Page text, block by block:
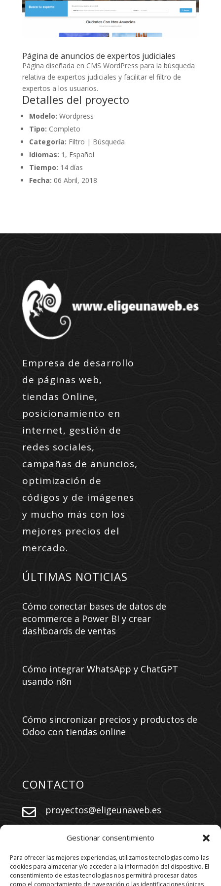
Gestionar consentimiento
Para ofrecer las mejores experiencias, utilizamos tecnologías como las
cookies para almacenar y/o acceder a la información del dispositivo. El
consentimiento de estas tecnologías nos permitirá procesar datos
como el comportamiento de navegación o las identificaciones únicas
Página de anuncios de expertos judiciales
Página diseñada en CMS WordPress para la búsqueda
relativa de expertos judiciales y facilitar el filtro de
expertos a los usuarios.
Detalles del proyecto
Modelo: Wordpress
Tipo: Completo
Categoría: Filtro | Búsqueda
Idiomas: 1, Español
Tiempo: 14 días
Fecha: 06 Abril, 2018
Empresa de desarrollo
de páginas web,
tiendas Online,
posicionamiento en
internet, gestión de
redes sociales,
campañas de anuncios,
optimización de
códigos y de imágenes
y mucho más con los
mejores precios del
mercado.
ÚLTIMAS NOTICIAS
Cómo conectar bases de datos de
ecommerce a Power BI y crear
dashboards de ventas
Cómo integrar WhatsApp y ChatGPT
usando n8n
Cómo sincronizar precios y productos de
Odoo con tiendas online
CONTACTO
 proyectos@eligeunaweb.es
SÍGUENOS